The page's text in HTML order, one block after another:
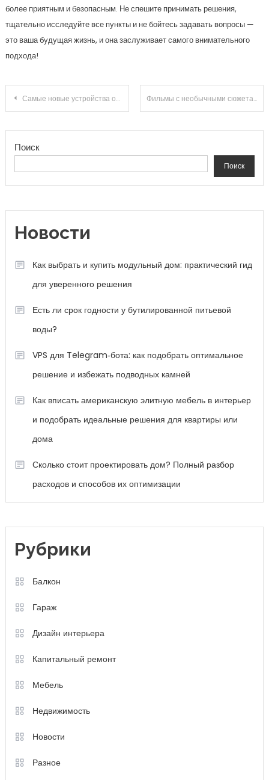
более приятным и безопасным. Не спешите принимать решения,
тщательно исследуйте все пункты и не бойтесь задавать вопросы —
это ваша будущая жизнь, и она заслуживает самого внимательного
подхода!
Навигация по записям
Самые новые устройства от Apple в 2014 Фильмы с необычными сюжетами
Поиск
Поиск
Новости
Как выбрать и купить модульный дом: практический гид
для уверенного решения
Есть ли срок годности у бутилированной питьевой
воды?
VPS для Telegram‑бота: как подобрать оптимальное
решение и избежать подводных камней
Как вписать американскую элитную мебель в интерьер
и подобрать идеальные решения для квартиры или
дома
Сколько стоит проектировать дом? Полный разбор
расходов и способов их оптимизации
Рубрики
Балкон
Гараж
Дизайн интерьера
Капитальный ремонт
Мебель
Недвижимость
Новости
Разное